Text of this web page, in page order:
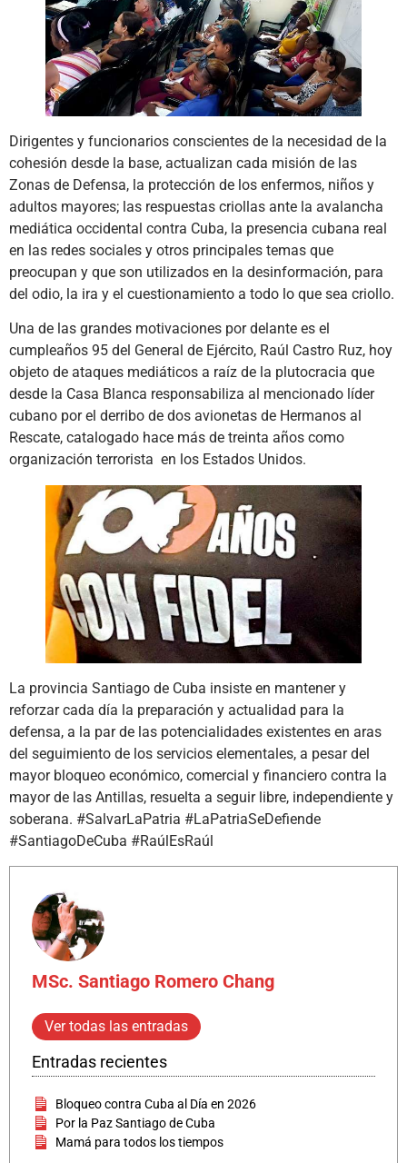
Dirigentes y funcionarios conscientes de la necesidad de la
cohesión desde la base, actualizan cada misión de las
Zonas de Defensa, la protección de los enfermos, niños y
adultos mayores; las respuestas criollas ante la avalancha
mediática occidental contra Cuba, la presencia cubana real
en las redes sociales y otros principales temas que
preocupan y que son utilizados en la desinformación, para
del odio, la ira y el cuestionamiento a todo lo que sea criollo.
Una de las grandes motivaciones por delante es el
cumpleaños 95 del General de Ejército, Raúl Castro Ruz, hoy
objeto de ataques mediáticos a raíz de la plutocracia que
desde la Casa Blanca responsabiliza al mencionado líder
cubano por el derribo de dos avionetas de Hermanos al
Rescate, catalogado hace más de treinta años como
organización terrorista en los Estados Unidos.
La provincia Santiago de Cuba insiste en mantener y
reforzar cada día la preparación y actualidad para la
defensa, a la par de las potencialidades existentes en aras
del seguimiento de los servicios elementales, a pesar del
mayor bloqueo económico, comercial y financiero contra la
mayor de las Antillas, resuelta a seguir libre, independiente y
soberana. #SalvarLaPatria #LaPatriaSeDefiende
#SantiagoDeCuba #RaúlEsRaúl
MSc. Santiago Romero Chang
Ver todas las entradas
Entradas recientes
Bloqueo contra Cuba al Día en 2026
Por la Paz Santiago de Cuba
Mamá para todos los tiempos